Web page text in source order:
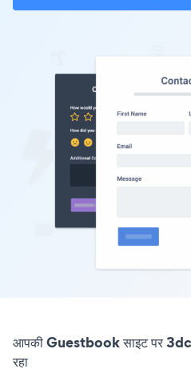
आपकी Guestbook साइट पर
रहा